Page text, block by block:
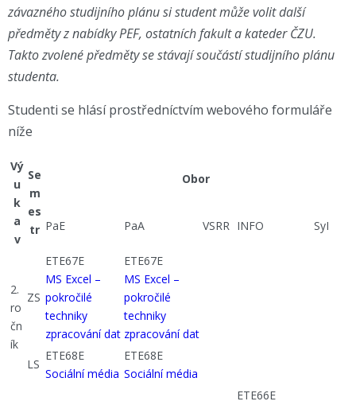
závazného studijního plánu si student může volit další
předměty z nabídky PEF, ostatních fakult a kateder ČZU.
Takto zvolené předměty se stávají součástí studijního plánu
studenta.
Studenti se hlásí prostředníctvím webového formuláře
níže
Vý
u
k
a
v
Se
m
es
tr
Obor
PaE PaA VSRR INFO SyI
2.
ro
čn
ík
ZS
ETE67E
MS Excel –
pokročilé
techniky
zpracování dat
ETE67E
MS Excel –
pokročilé
techniky
zpracování dat
LS
ETE68E
Sociální média
ETE68E
Sociální média
ETE66E